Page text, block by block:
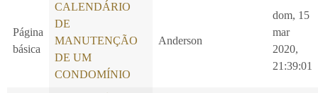
Página
básica
CALENDÁRIO
DE
MANUTENÇÃO
DE UM
CONDOMÍNIO
Anderson
dom, 15
mar
2020,
21:39:01